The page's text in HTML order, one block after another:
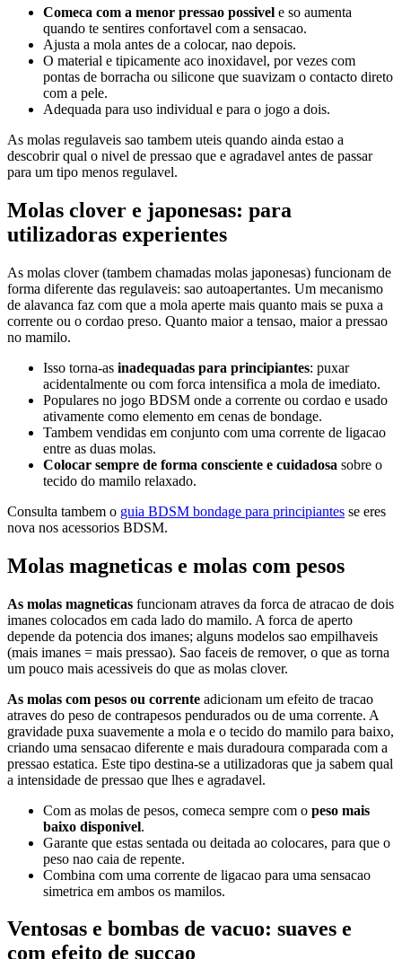
Comeca com a menor pressao possivel e so aumenta
quando te sentires confortavel com a sensacao.
Ajusta a mola antes de a colocar, nao depois.
O material e tipicamente aco inoxidavel, por vezes com
pontas de borracha ou silicone que suavizam o contacto direto
com a pele.
Adequada para uso individual e para o jogo a dois.
As molas regulaveis sao tambem uteis quando ainda estao a
descobrir qual o nivel de pressao que e agradavel antes de passar
para um tipo menos regulavel.
Molas clover e japonesas: para
utilizadoras experientes
As molas clover (tambem chamadas molas japonesas) funcionam de
forma diferente das regulaveis: sao autoapertantes. Um mecanismo
de alavanca faz com que a mola aperte mais quanto mais se puxa a
corrente ou o cordao preso. Quanto maior a tensao, maior a pressao
no mamilo.
Isso torna-as inadequadas para principiantes: puxar
acidentalmente ou com forca intensifica a mola de imediato.
Populares no jogo BDSM onde a corrente ou cordao e usado
ativamente como elemento em cenas de bondage.
Tambem vendidas em conjunto com uma corrente de ligacao
entre as duas molas.
Colocar sempre de forma consciente e cuidadosa sobre o
tecido do mamilo relaxado.
Consulta tambem o guia BDSM bondage para principiantes se eres
nova nos acessorios BDSM.
Molas magneticas e molas com pesos
As molas magneticas funcionam atraves da forca de atracao de dois
imanes colocados em cada lado do mamilo. A forca de aperto
depende da potencia dos imanes; alguns modelos sao empilhaveis
(mais imanes = mais pressao). Sao faceis de remover, o que as torna
um pouco mais acessiveis do que as molas clover.
As molas com pesos ou corrente adicionam um efeito de tracao
atraves do peso de contrapesos pendurados ou de uma corrente. A
gravidade puxa suavemente a mola e o tecido do mamilo para baixo,
criando uma sensacao diferente e mais duradoura comparada com a
pressao estatica. Este tipo destina-se a utilizadoras que ja sabem qual
a intensidade de pressao que lhes e agradavel.
Com as molas de pesos, comeca sempre com o peso mais
baixo disponivel.
Garante que estas sentada ou deitada ao colocares, para que o
peso nao caia de repente.
Combina com uma corrente de ligacao para uma sensacao
simetrica em ambos os mamilos.
Ventosas e bombas de vacuo: suaves e
com efeito de succao